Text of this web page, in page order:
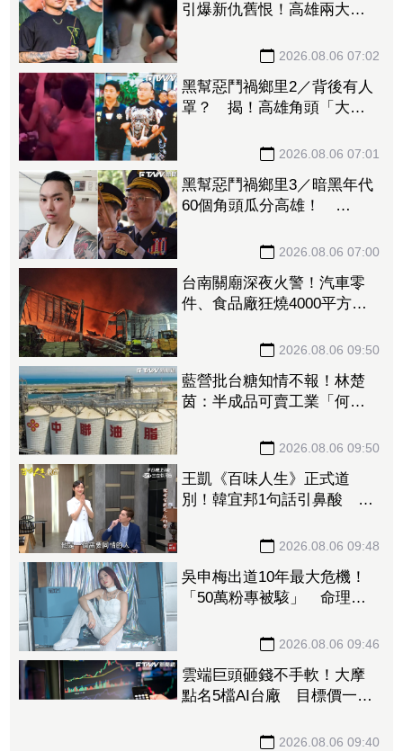
引爆新仇舊恨！高雄兩大角
2026.08.06 07:02
黑幫惡鬥禍鄉里2／背後有人
罩？ 揭！高雄角頭「大漢
2026.08.06 07:01
黑幫惡鬥禍鄉里3／暗黑年代
60個角頭瓜分高雄！
局長南下逮人 2026.08.06 07:00
台南關廟深夜火警！汽車零
件、食品廠狂燒4000平方公
2026.08.06 09:50
藍營批台糖知情不報！林楚
茵：半成品可賣工業「何必
2026.08.06 09:50
王凱《百味人生》正式道
別！韓宜邦1句話引鼻酸 夏
2026.08.06 09:48
吳申梅出道10年最大危機！
「50萬粉專被駭」 命理師
2026.08.06 09:46
雲端巨頭砸錢不手軟！大摩
點名5檔AI台廠 目標價一次
2026.08.06 09:40